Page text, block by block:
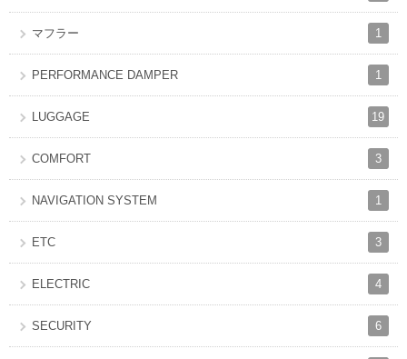
マフラー 1
PERFORMANCE DAMPER 1
LUGGAGE 19
COMFORT 3
NAVIGATION SYSTEM 1
ETC 3
ELECTRIC 4
SECURITY 6